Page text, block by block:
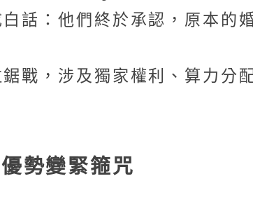
話：他們終於承認，原本的
戰，涉及獨家權利、算力分
勢變緊箍咒